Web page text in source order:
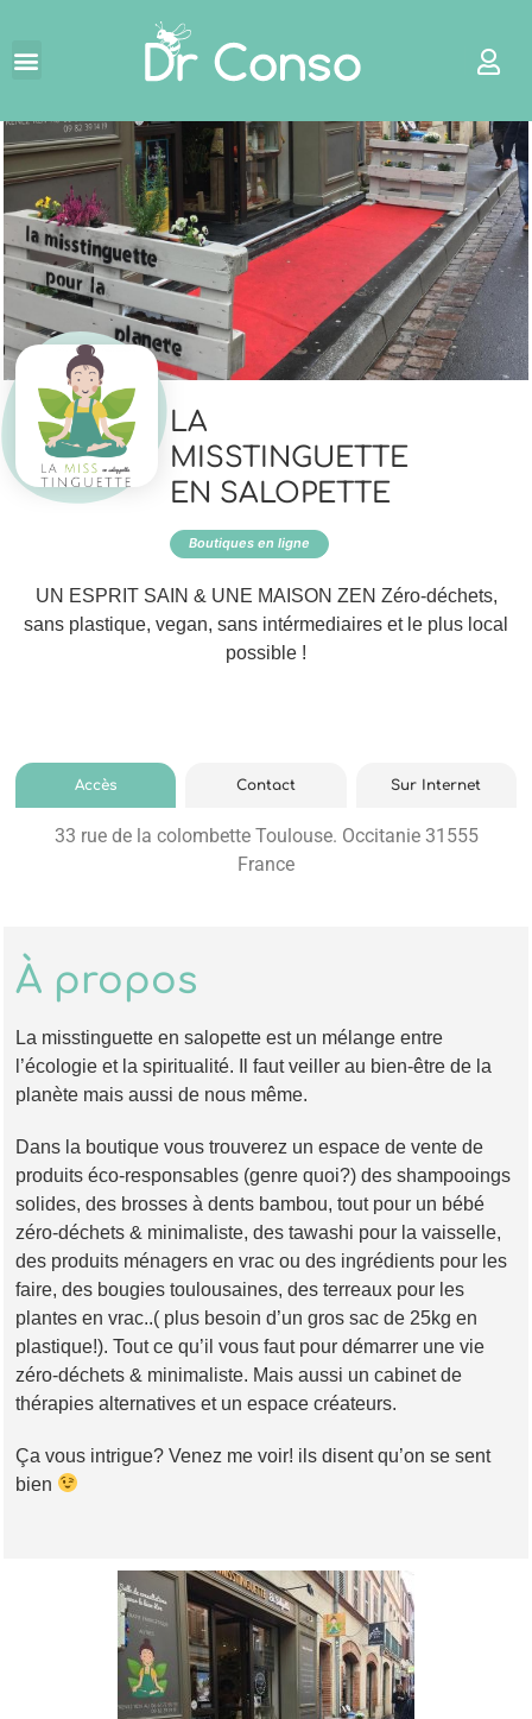
LA
MISSTINGUETTE
EN SALOPETTE
Boutiques en ligne
UN ESPRIT SAIN & UNE MAISON ZEN Zéro-déchets,
sans plastique, vegan, sans intérmediaires et le plus local
possible !
Accès
33 rue de la colombette Toulouse. Occitanie 31555
France
Contact Sur Internet
À propos
La misstinguette en salopette est un mélange entre
l’écologie et la spiritualité. Il faut veiller au bien-être de la
planète mais aussi de nous même.
Dans la boutique vous trouverez un espace de vente de
produits éco-responsables (genre quoi?) des shampooings
solides, des brosses à dents bambou, tout pour un bébé
zéro-déchets & minimaliste, des tawashi pour la vaisselle,
des produits ménagers en vrac ou des ingrédients pour les
faire, des bougies toulousaines, des terreaux pour les
plantes en vrac..( plus besoin d’un gros sac de 25kg en
plastique!). Tout ce qu’il vous faut pour démarrer une vie
zéro-déchets & minimaliste. Mais aussi un cabinet de
thérapies alternatives et un espace créateurs.
Ça vous intrigue? Venez me voir! ils disent qu’on se sent
bien